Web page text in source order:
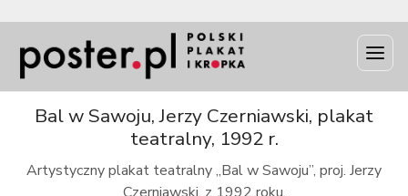
Bal w Sawoju, Jerzy Czerniawski, plakat
teatralny, 1992 r.
Artystyczny plakat teatralny „Bal w Sawoju”, proj. Jerzy